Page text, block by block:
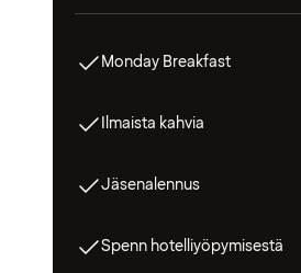
Monday Breakfast
Ilmaista kahvia
Jäsenalennus
Spenn hotelliyöpymisestä